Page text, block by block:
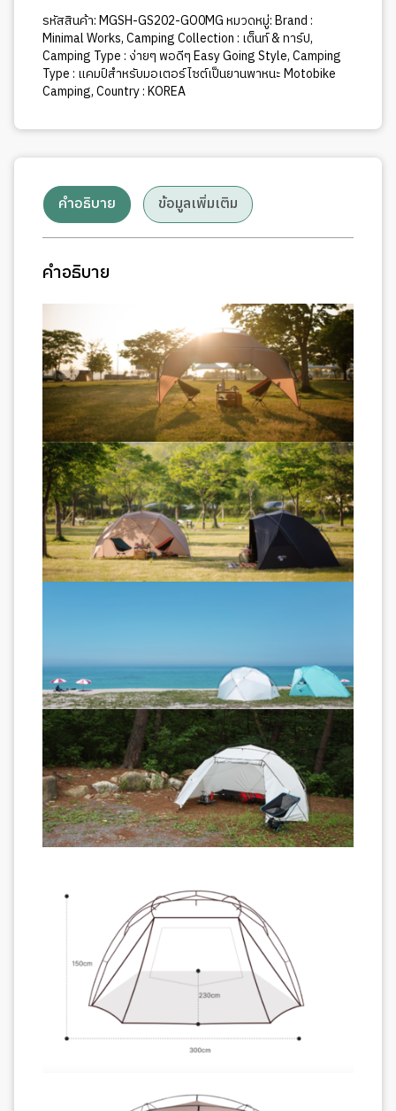
รหัสสินค้า:MGSH-GS202-GO0MGหมวดหมู่:Brand :
Minimal Works,Camping Collection : เต็นท์ & ทาร์ป,
Camping Type : ง่ายๆ พอดีๆ Easy Going Style,Camping
Type : แคมป์สำหรับมอเตอร์ไซต์เป็นยานพาหนะ Motobike
Camping,Country : KOREA
คำอธิบาย ข้อมูลเพิ่มเติม
คำอธิบาย